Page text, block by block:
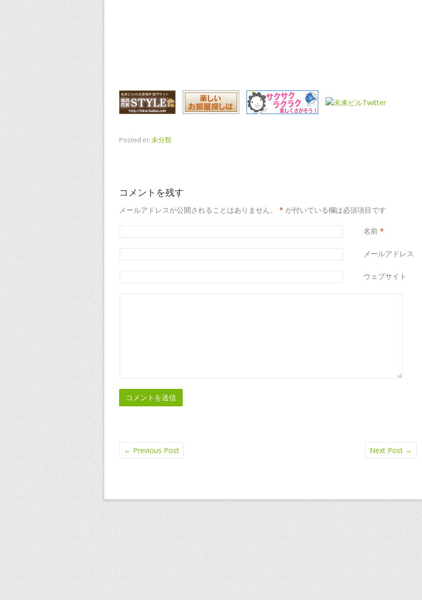
Posted in: 未分類
コメントを残す
メールアドレスが公開されることはありません。 * が付いている欄は必須項目です
名前 *
メールアドレス
ウェブサイト
← Previous Post Next Post →